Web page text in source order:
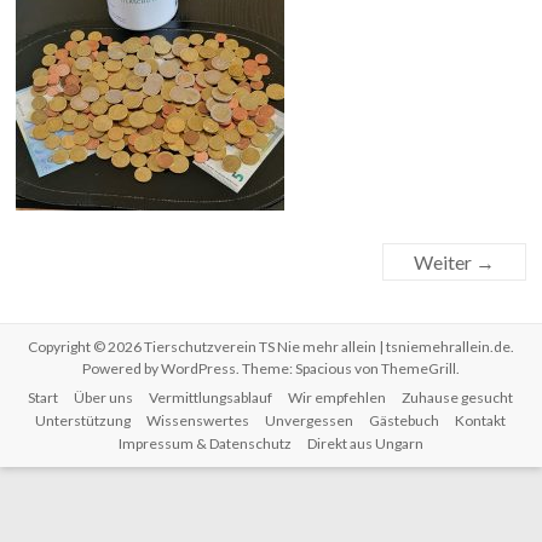
Weiter →
Copyright © 2026Tierschutzverein TS Nie mehr allein | tsniemehrallein.de.
Powered byWordPress. Theme: Spacious von ThemeGrill.
Start
Über uns Vermittlungsablauf Wir empfehlen
Zuhause gesucht
Unterstützung
Wissenswertes Unvergessen Gästebuch
Kontakt
Impressum & Datenschutz
Direkt aus Ungarn